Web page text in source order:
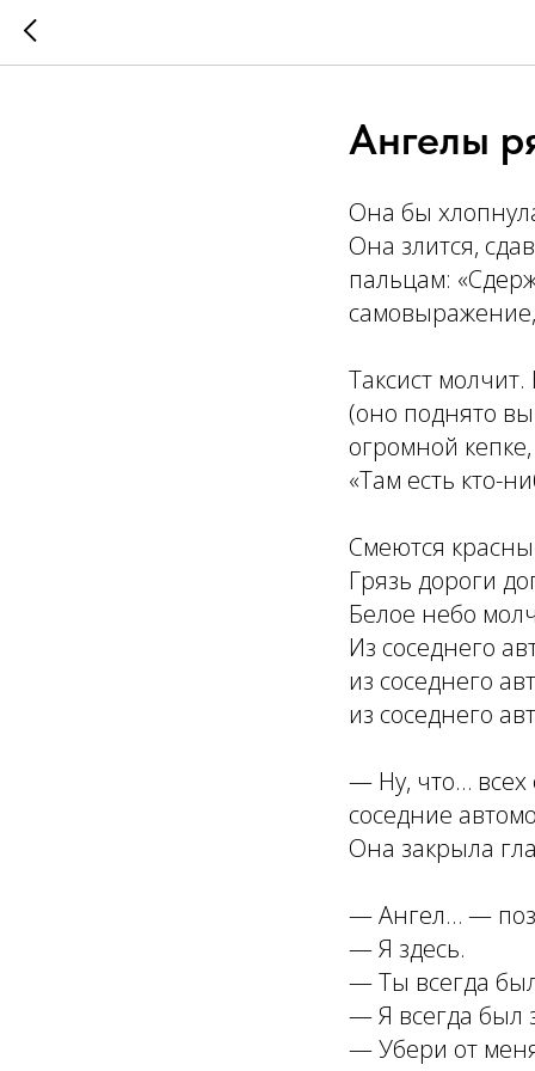
Ангелы
Она бы
Она злится,
пальцам:
Таксист
(оно поднято
огромной
«Там есть кто-
Смеются
Грязь дороги
Белое небо
Из соседнего
из соседнего
из соседнего
— Ну, что… всех
соседние
Она закрыла
— Ангел… —
— Я здесь.
— Ты всегда
— Я всегда был
— Убери от